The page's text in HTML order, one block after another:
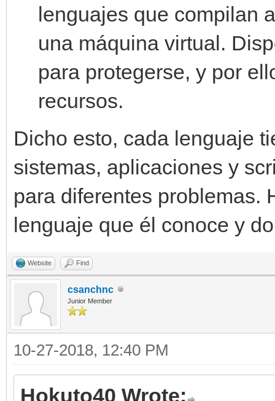
lenguajes que compilan
una máquina virtual.
para protegerse, y por
recursos.
Dicho esto, cada lenguaje
sistemas, aplicaciones y
para diferentes problemas.
lenguaje que él conoce y
Website Find
csanchnc
Junior Member
10-27-2018, 12:40 PM
Hokuto40 Wrote: